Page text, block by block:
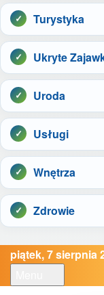
Turystyka
Ukryte
Uroda
Usługi
Wnętrza
Zdrowie
piątek, 7 sierpnia